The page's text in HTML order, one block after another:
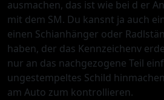
ausmachen, das ist wie bei d er
mit dem SM. Du kansnt ja auch
einen Schianhänger oder
haben, der das Kennzeichenv
nur an das nachgezogene Teil
ungestempeltes Schild
am Auto zum kontrollieren.